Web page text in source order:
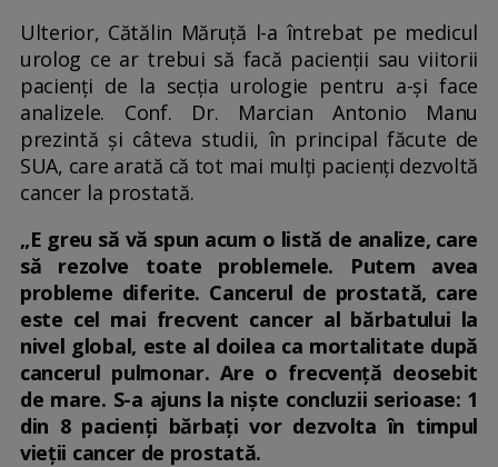
Ulterior, Cătălin Măruță l-a întrebat pe medicul
urolog ce ar trebui să facă pacienții sau viitorii
pacienți de la secția urologie pentru a-și face
analizele. Conf. Dr. Marcian Antonio Manu
prezintă și câteva studii, în principal făcute de
SUA, care arată că tot mai mulți pacienți dezvoltă
cancer la prostată.
„E greu să vă spun acum o listă de analize, care
să rezolve toate problemele. Putem avea
probleme diferite. Cancerul de prostată, care
este cel mai frecvent cancer al bărbatului la
nivel global, este al doilea ca mortalitate după
cancerul pulmonar. Are o frecvență deosebit
de mare. S-a ajuns la niște concluzii serioase: 1
din 8 pacienți bărbați vor dezvolta în timpul
vieții cancer de prostată.